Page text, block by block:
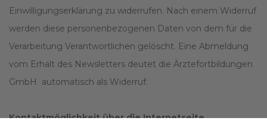
Einwilligungserklärung zu widerrufen. Nach einem Widerruf
werden diese personenbezogenen Daten von dem für die
Verarbeitung Verantwortlichen gelöscht. Eine Abmeldung
vom Erhalt des Newsletters deutet die Ärztefortbildungen
GmbH automatisch als Widerruf.
Kontaktmöglichkeit über die Internetseite